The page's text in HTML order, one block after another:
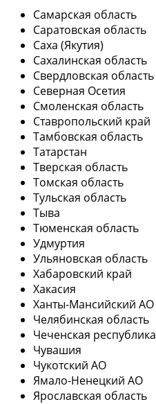
Самарская область
Саратовская область
Саха (Якутия)
Сахалинская область
Свердловская область
Северная Осетия
Смоленская область
Ставропольский край
Тамбовская область
Татарстан
Тверская область
Томская область
Тульская область
Тыва
Тюменская область
Удмуртия
Ульяновская область
Хабаровский край
Хакасия
Ханты-Мансийский АО
Челябинская область
Чеченская республика
Чувашия
Чукотский АО
Ямало-Ненецкий АО
Ярославская область